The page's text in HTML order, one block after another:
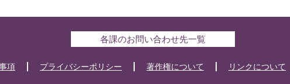
各課のお問い合わせ先一覧
項 プライバシーポリシー 著作権について リンクについて